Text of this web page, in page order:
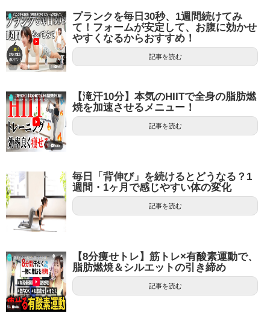
プランクを毎日30秒、1週間続けてみ
て！フォームが安定して、お腹に効かせ
やすくなるからおすすめ！
記事を読む
【滝汗10分】本気のHIITで全身の脂肪燃
焼を加速させるメニュー！
記事を読む
毎日「背伸び」を続けるとどうなる？1
週間・1ヶ月で感じやすい体の変化
記事を読む
【8分痩せトレ】筋トレ×有酸素運動で、
脂肪燃焼＆シルエットの引き締め
記事を読む